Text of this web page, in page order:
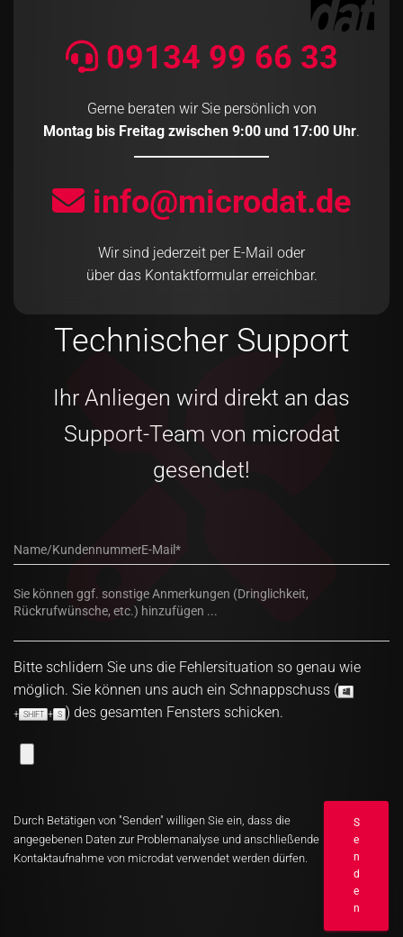
09134 99 66 33
Gerne beraten wir Sie persönlich von
Montag bis Freitag zwischen 9:00 und 17:00 Uhr.
info@microdat.de
Wir sind jederzeit per E-Mail oder
über das Kontaktformular erreichbar.
Technischer Support
Ihr Anliegen wird direkt an das
Support-Team von microdat
gesendet!
Bitte schlidern Sie uns die Fehlersituation so genau wie
möglich. Sie können uns auch ein Schnappschuss (
+ SHIFT + S ) des gesamten Fensters schicken.
Durch Betätigen von Senden willigen Sie ein, dass die
angegebenen Daten zur Problemanalyse und anschließende
Kontaktaufnahme von microdat verwendet werden dürfen.